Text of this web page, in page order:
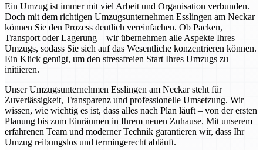
Ein Umzug ist immer mit viel Arbeit und Organisation verbunden.
Doch mit dem richtigen Umzugsunternehmen Esslingen am Neckar
können Sie den Prozess deutlich vereinfachen. Ob Packen,
Transport oder Lagerung – wir übernehmen alle Aspekte Ihres
Umzugs, sodass Sie sich auf das Wesentliche konzentrieren können.
Ein Klick genügt, um den stressfreien Start Ihres Umzugs zu
initiieren.
Unser Umzugsunternehmen Esslingen am Neckar steht für
Zuverlässigkeit, Transparenz und professionelle Umsetzung. Wir
wissen, wie wichtig es ist, dass alles nach Plan läuft – von der ersten
Planung bis zum Einräumen in Ihrem neuen Zuhause. Mit unserem
erfahrenen Team und moderner Technik garantieren wir, dass Ihr
Umzug reibungslos und termingerecht abläuft.